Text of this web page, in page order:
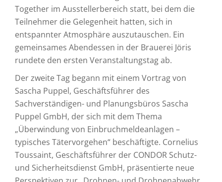
Together im Ausstellerbereich statt, bei dem die
Teilnehmer die Gelegenheit hatten, sich in
entspannter Atmosphäre auszutauschen. Ein
gemeinsames Abendessen in der Brauerei Jöris
rundete den ersten Veranstaltungstag ab.
Der zweite Tag begann mit einem Vortrag von
Sascha Puppel, Geschäftsführer des
Sachverständigen- und Planungsbüros Sascha
Puppel GmbH, der sich mit dem Thema
„Überwindung von Einbruchmeldeanlagen –
typisches Tätervorgehen“ beschäftigte. Cornelius
Toussaint, Geschäftsführer der CONDOR Schutz-
und Sicherheitsdienst GmbH, präsentierte neue